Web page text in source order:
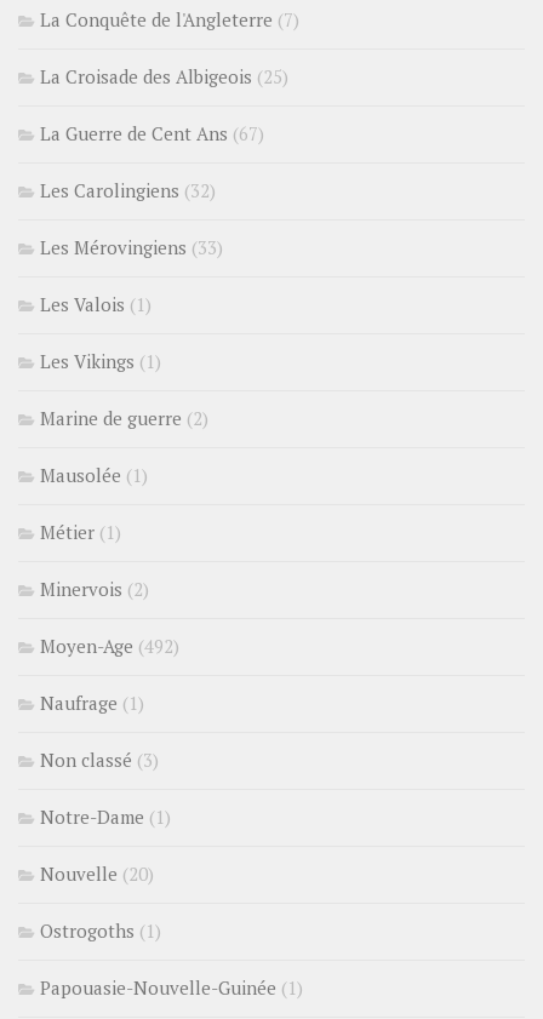
La Conquête de l'Angleterre (7)
La Croisade des Albigeois (25)
La Guerre de Cent Ans (67)
Les Carolingiens (32)
Les Mérovingiens (33)
Les Valois (1)
Les Vikings (1)
Marine de guerre (2)
Mausolée (1)
Métier (1)
Minervois (2)
Moyen-Age (492)
Naufrage (1)
Non classé (3)
Notre-Dame (1)
Nouvelle (20)
Ostrogoths (1)
Papouasie-Nouvelle-Guinée (1)